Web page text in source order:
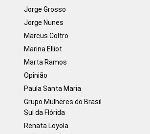
Jorge Grosso
Jorge Nunes
Marcus Coltro
Marina Elliot
Marta Ramos
Opinião
Paula Santa Maria
Grupo Mulheres do Brasil
Sul da Flórida
Renata Loyola